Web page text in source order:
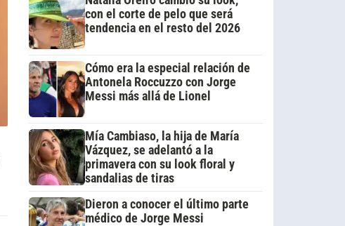
con el corte de pelo que será
tendencia en el resto del 2026
Cómo era la especial relación de
Antonela Roccuzzo con Jorge
Messi más allá de Lionel
Mía Cambiaso, la hija de María
Vázquez, se adelantó a la
primavera con su look floral y
sandalias de tiras
Dieron a conocer el último parte
médico de Jorge Messi